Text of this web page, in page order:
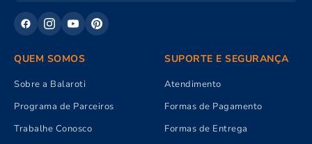
QUEM SOMOS
Sobre a Balaroti
Programa de Parceiros
Trabalhe Conosco
SUPORTE E SEGURANÇA
Atendimento
Formas de Pagamento
Formas de Entrega